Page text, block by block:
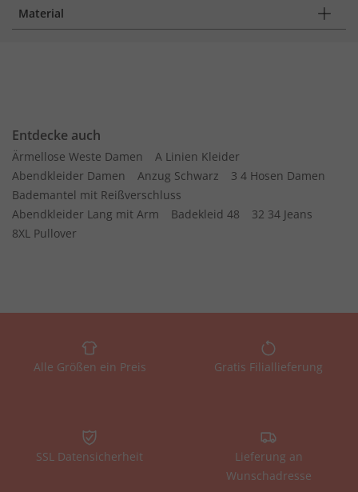
Material
Entdecke auch
Ärmellose Weste Damen
A Linien Kleider
Abendkleider Damen
Anzug Schwarz
3 4 Hosen Damen
Bademantel mit Reißverschluss
Abendkleider Lang mit Arm
Badekleid 48
32 34 Jeans
8XL Pullover
Alle Größen ein Preis Gratis Filiallieferung
SSL Datensicherheit
Lieferung an
Wunschadresse